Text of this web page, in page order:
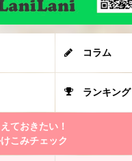
コラム
ランキング
ておきたい！
こみチェック